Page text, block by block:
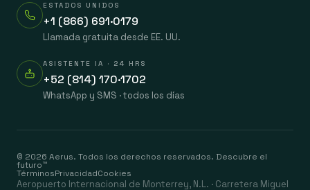
ESTADOS UNIDOS
+1 (866) 691·0179
Llamada gratuita desde EE. UU.
ASISTENTE IA · 24 HRS
+52 (814) 170·1702
WhatsApp y SMS · todos los días
© 2026 Aerus. Todos los derechos reservados. Descubre el
futuro™
TérminosPrivacidadCookies
Aeropuerto Internacional de Monterrey, N.L. · Carretera Miguel